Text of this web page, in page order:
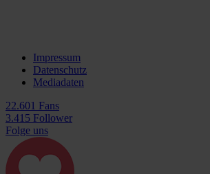
Impressum
Datenschutz
Mediadaten
22.601 Fans
3.415 Follower
Folge uns